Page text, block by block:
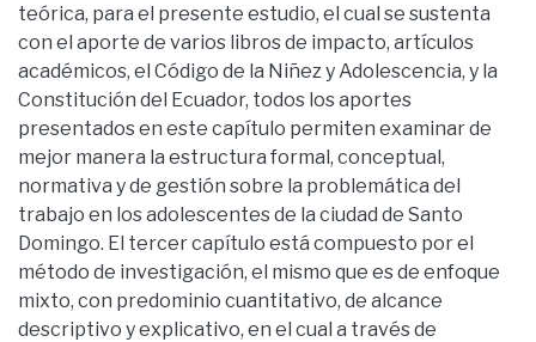
teórica, para el presente estudio, el cual se sustenta
con el aporte de varios libros de impacto, artículos
académicos, el Código de la Niñez y Adolescencia, y la
Constitución del Ecuador, todos los aportes
presentados en este capítulo permiten examinar de
mejor manera la estructura formal, conceptual,
normativa y de gestión sobre la problemática del
trabajo en los adolescentes de la ciudad de Santo
Domingo. El tercer capítulo está compuesto por el
método de investigación, el mismo que es de enfoque
mixto, con predominio cuantitativo, de alcance
descriptivo y explicativo, en el cual a través de